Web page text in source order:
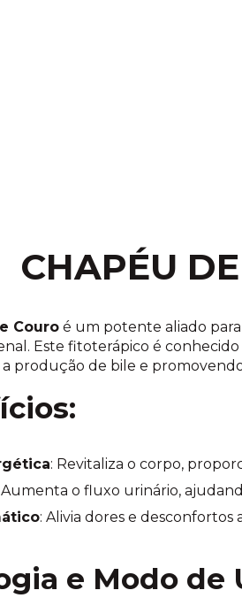
CHAPÉU
Couro é um potente aliado
Este fitoterápico é
produção de bile e
: Revitaliza o corpo,
Aumenta o fluxo urinário,
: Alivia dores e desconfortos
e Modo de